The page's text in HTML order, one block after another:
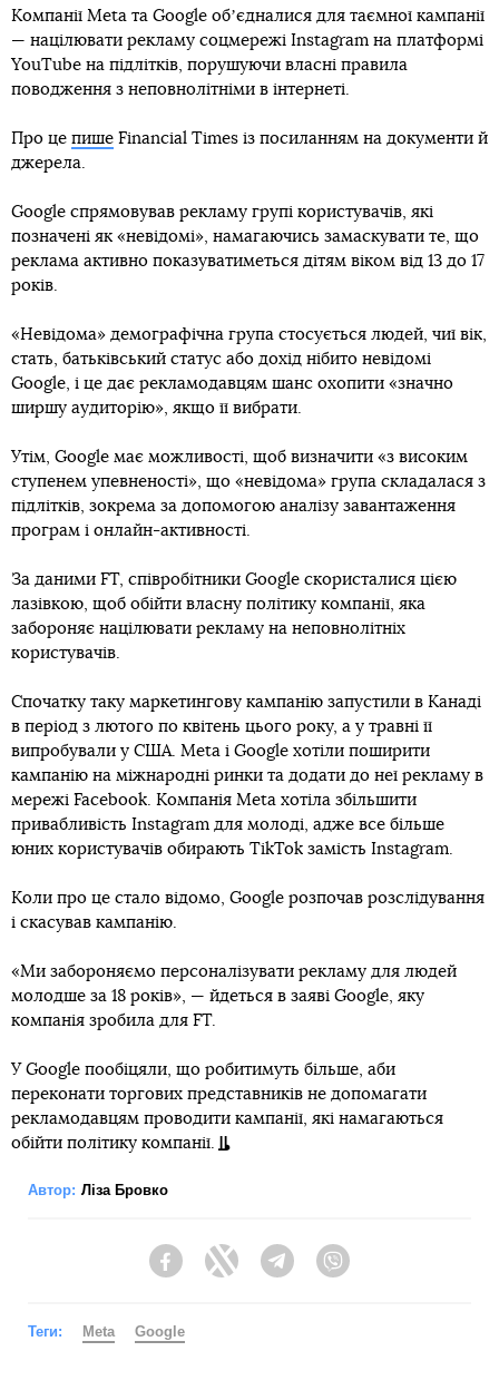
Компанії Meta та Google обʼєдналися для таємної кампанії
— націлювати рекламу соцмережі Instagram на платформі
YouTube на підлітків, порушуючи власні правила
поводження з неповнолітніми в інтернеті.
Про це пише Financial Times із посиланням на документи й
джерела.
Google спрямовував рекламу групі користувачів, які
позначені як «невідомі», намагаючись замаскувати те, що
реклама активно показуватиметься дітям віком від 13 до 17
років.
«Невідома» демографічна група стосується людей, чиї вік,
стать, батьківський статус або дохід нібито невідомі
Google, і це дає рекламодавцям шанс охопити «значно
ширшу аудиторію», якщо її вибрати.
Утім, Google має можливості, щоб визначити «з високим
ступенем упевненості», що «невідома» група складалася з
підлітків, зокрема за допомогою аналізу завантаження
програм і онлайн-активності.
За даними FT, співробітники Google скористалися цією
лазівкою, щоб обійти власну політику компанії, яка
забороняє націлювати рекламу на неповнолітніх
користувачів.
Спочатку таку маркетингову кампанію запустили в Канаді
в період з лютого по квітень цього року, а у травні її
випробували у США. Meta і Google хотіли поширити
кампанію на міжнародні ринки та додати до неї рекламу в
мережі Facebook. Компанія Meta хотіла збільшити
привабливість Instagram для молоді, адже все більше
юних користувачів обирають TikTok замість Instagram.
Коли про це стало відомо, Google розпочав розслідування
і скасував кампанію.
«Ми забороняємо персоналізувати рекламу для людей
молодше за 18 років», — йдеться в заяві Google, яку
компанія зробила для FT.
У Google пообіцяли, що робитимуть більше, аби
переконати торгових представників не допомагати
рекламодавцям проводити кампанії, які намагаються
обійти політику компанії.
Автор: Ліза Бровко
FacebookTwitter Telegram
Теги: Meta Google